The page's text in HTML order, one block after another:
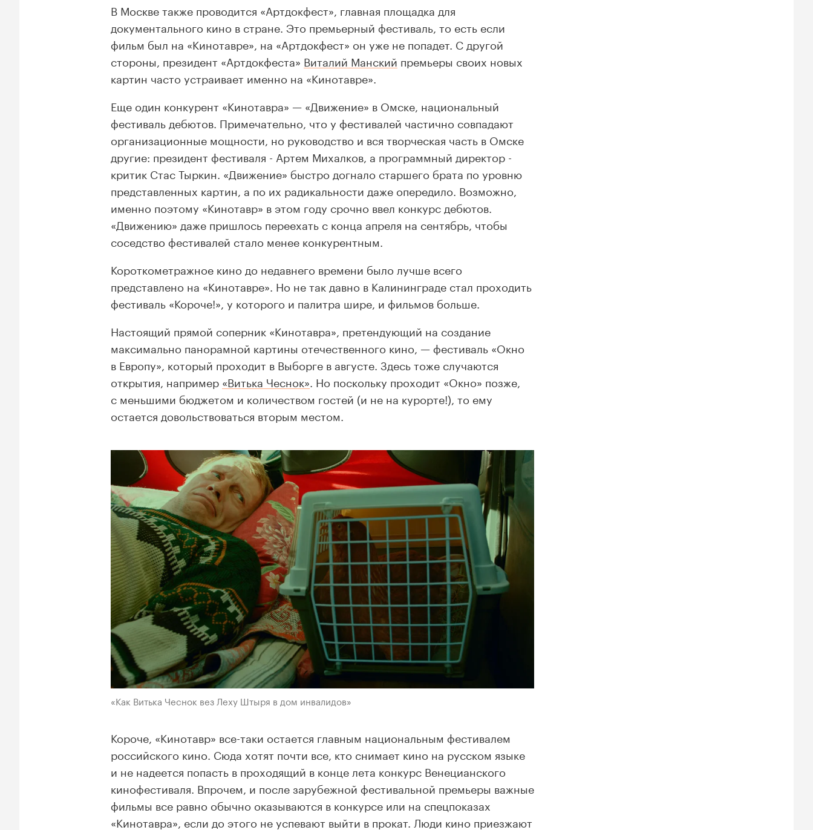
В Москве также проводится «Артдокфест», главная площадка для
документального кино в стране. Это премьерный фестиваль, то есть если
фильм был на «Кинотавре», на «Артдокфест» он уже не попадет. С другой
стороны, президент «Артдокфеста» Виталий Манский премьеры своих новых
картин часто устраивает именно на «Кинотавре».
Еще один конкурент «Кинотавра» — «Движение» в Омске, национальный
фестиваль дебютов. Примечательно, что у фестивалей частично совпадают
организационные мощности, но руководство и вся творческая часть в Омске
другие: президент фестиваля - Артем Михалков, а программный директор -
критик Стас Тыркин. «Движение» быстро догнало старшего брата по уровню
представленных картин, а по их радикальности даже опередило. Возможно,
именно поэтому «Кинотавр» в этом году срочно ввел конкурс дебютов.
«Движению» даже пришлось переехать с конца апреля на сентябрь, чтобы
соседство фестивалей стало менее конкурентным.
Короткометражное кино до недавнего времени было лучше всего
представлено на «Кинотавре». Но не так давно в Калининграде стал проходить
фестиваль «Короче!», у которого и палитра шире, и фильмов больше.
Настоящий прямой соперник «Кинотавра», претендующий на создание
максимально панорамной картины отечественного кино, — фестиваль «Окно
в Европу», который проходит в Выборге в августе. Здесь тоже случаются
открытия, например «Витька Чеснок» . Но поскольку проходит «Окно» позже,
с меньшими бюджетом и количеством гостей (и не на курорте!), то ему
остается довольствоваться вторым местом.
«Как Витька Чеснок вез Леху Штыря в дом инвалидов»
Короче, «Кинотавр» все-таки остается главным национальным фестивалем
российского кино. Сюда хотят почти все, кто снимает кино на русском языке
и не надеется попасть в проходящий в конце лета конкурс Венецианского
кинофестиваля. Впрочем, и после зарубежной фестивальной премьеры важные
фильмы все равно обычно оказываются в конкурсе или на спецпоказах
«Кинотавра», если до этого не успевают выйти в прокат. Люди кино приезжают